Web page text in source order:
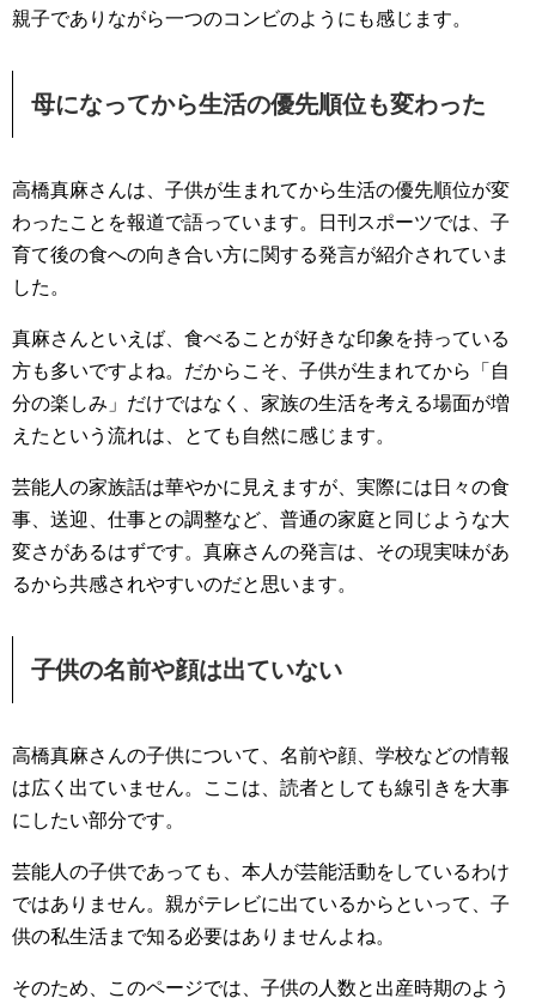
親子でありながら一つのコンビのようにも感じます。
母になってから生活の優先順位も変わった
高橋真麻さんは、子供が生まれてから生活の優先順位が変
わったことを報道で語っています。日刊スポーツでは、子
育て後の食への向き合い方に関する発言が紹介されていま
した。
真麻さんといえば、食べることが好きな印象を持っている
方も多いですよね。だからこそ、子供が生まれてから「自
分の楽しみ」だけではなく、家族の生活を考える場面が増
えたという流れは、とても自然に感じます。
芸能人の家族話は華やかに見えますが、実際には日々の食
事、送迎、仕事との調整など、普通の家庭と同じような大
変さがあるはずです。真麻さんの発言は、その現実味があ
るから共感されやすいのだと思います。
子供の名前や顔は出ていない
高橋真麻さんの子供について、名前や顔、学校などの情報
は広く出ていません。ここは、読者としても線引きを大事
にしたい部分です。
芸能人の子供であっても、本人が芸能活動をしているわけ
ではありません。親がテレビに出ているからといって、子
供の私生活まで知る必要はありませんよね。
そのため、このページでは、子供の人数と出産時期のよう